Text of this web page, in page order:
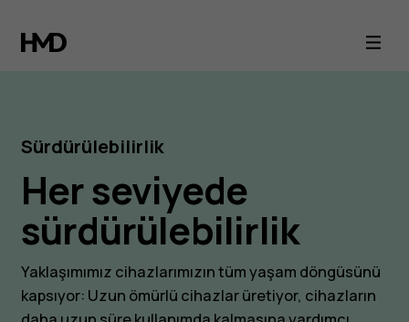
Her
seviyede
sürdürülebilirlik
Her seviyede
sürdürülebilirlik
Sürdürülebilirlik
Yaklaşımımız cihazlarımızın tüm yaşam döngüsünü
kapsıyor: Uzun ömürlü cihazlar üretiyor, cihazların